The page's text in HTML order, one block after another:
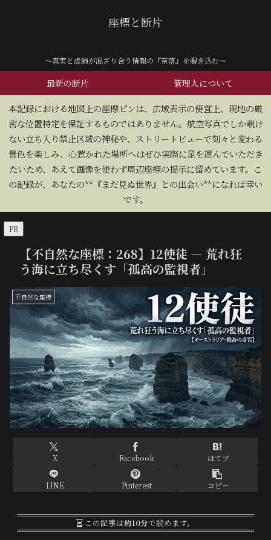
座標と断片
～真実と虚飾が混ざり合う情報の『奈落』を覗き込む～
最新の断片 管理人について
​本記録における地図上の座標ピンは、広域表示の便宜上、現地の厳
密な位置特定を保証するものではありません。航空写真でしか覗け
ない立ち入り禁止区域の神秘や、ストリートビューで刻々と変わる
景色を楽しみ、心惹かれた場所へはぜひ実際に足を運んでいただき
たいため、あえて画像を使わず周辺座標の提示に留めています。こ
の記録が、あなたの**『まだ見ぬ世界』との出会い**になれば幸い
です。
PR
【不自然な座標：268】12使徒 — 荒れ狂
う海に立ち尽くす「孤高の監視者」
不自然な座標
X Facebook はてブ
LINE Pinterest コピー
この記事は約10分で読めます。